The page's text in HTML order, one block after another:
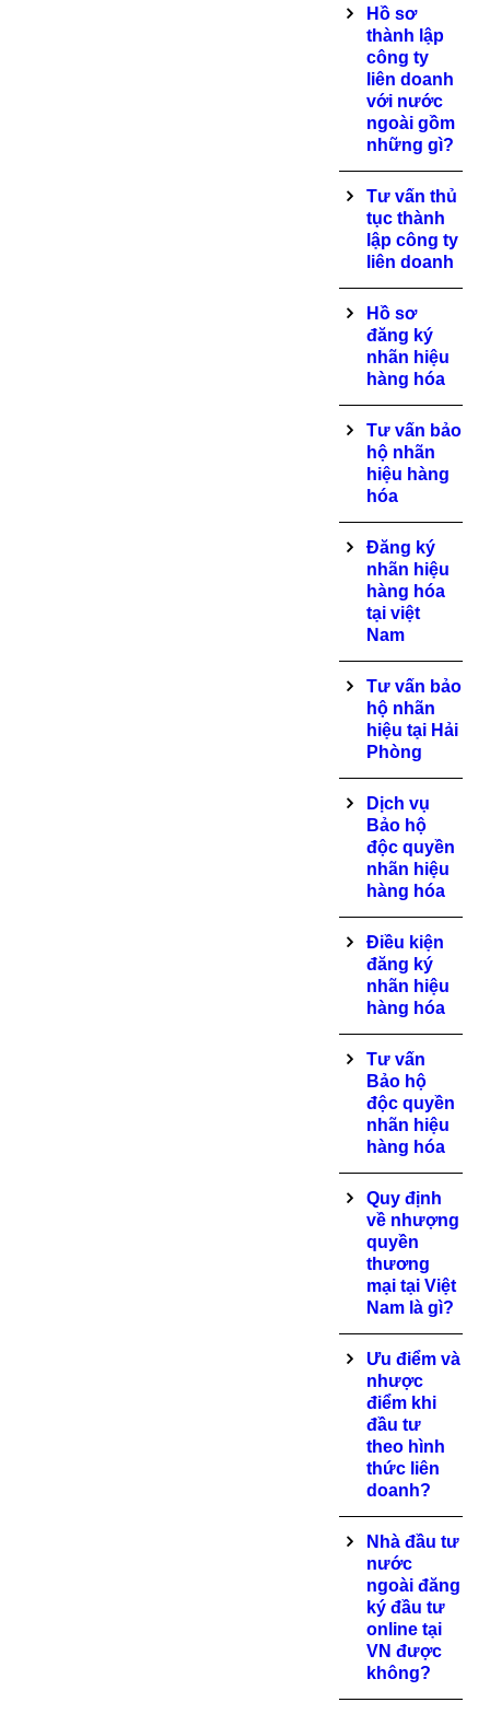
Hồ sơ
thành lập
công ty
liên doanh
với nước
ngoài gồm
những gì?
Tư vấn thủ
tục thành
lập công ty
liên doanh
Hồ sơ
đăng ký
nhãn hiệu
hàng hóa
Tư vấn bảo
hộ nhãn
hiệu hàng
hóa
Đăng ký
nhãn hiệu
hàng hóa
tại việt
Nam
Tư vấn bảo
hộ nhãn
hiệu tại Hải
Phòng
Dịch vụ
Bảo hộ
độc quyền
nhãn hiệu
hàng hóa
Điều kiện
đăng ký
nhãn hiệu
hàng hóa
Tư vấn
Bảo hộ
độc quyền
nhãn hiệu
hàng hóa
Quy định
về nhượng
quyền
thương
mại tại Việt
Nam là gì?
Ưu điểm và
nhược
điểm khi
đầu tư
theo hình
thức liên
doanh?
Nhà đầu tư
nước
ngoài đăng
ký đầu tư
online tại
VN được
không?